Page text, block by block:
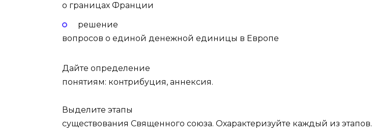
о границах Франции
решение
вопросов о единой денежной единицы в Европе
Дайте определение
понятиям: контрибуция, аннексия.
Выделите этапы
существования Священного союза. Охарактеризуйте каждый из этапов.